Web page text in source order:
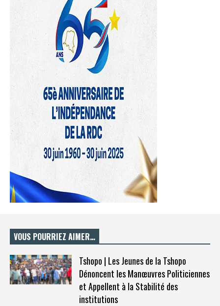
VOUS POURRIEZ AIMER…
Tshopo | Les Jeunes de la Tshopo
Dénoncent les Manœuvres Politiciennes
et Appellent à la Stabilité des
institutions